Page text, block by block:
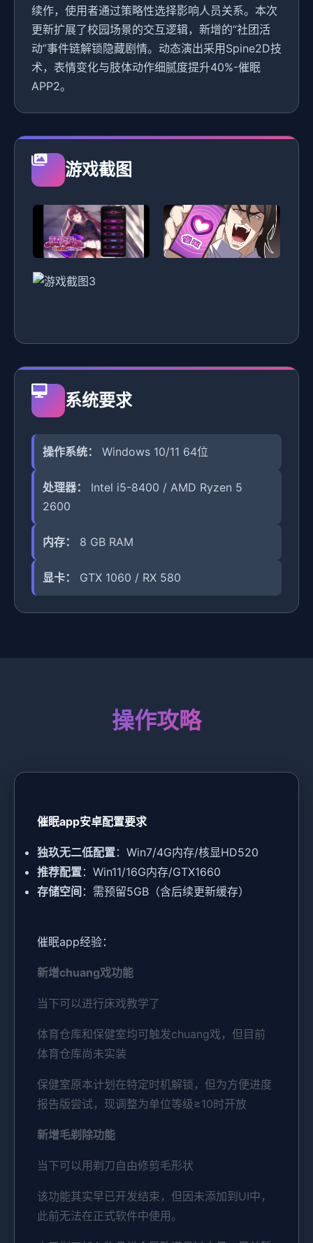
续作，使用者通过策略性选择影响人员关系。本次
更新扩展了校园场景的交互逻辑，新增的“社团活
动”事件链解锁隐藏剧情。动态演出采用Spine2D技
术，表情变化与肢体动作细腻度提升40%-催眠
APP2。
游戏截图
系统要求
操作系统： Windows 10/11 64位
处理器：
Intel i5-8400 / AMD Ryzen 5
2600
内存： 8 GB RAM
显卡： GTX 1060 / RX 580
操作攻略
催眠app安卓配置要求
​独玖无二低配置​​：Win7/4G内存/核显HD520
​推荐配置​​：Win11/16G内存/GTX1660
​存储空间​ ​：需预留5GB（含后续更新缓存）
催眠app经验：
新增chuang戏功能
当下可以进行床戏教学了
体育仓库和保健室均可触发chuang戏，但目前
体育仓库尚未实装
保健室原本计划在特定时机解锁，但为方便进度
报告版尝试，现调整为单位等级≥10时开放
新增毛剃除功能
当下可以用剃刀自由修剪毛形状
该功能其实早已开发结束，但因未添加到UI中，
此前无法在正式软件中使用。